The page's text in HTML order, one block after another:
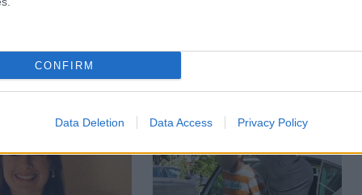
CONFIRM
Data Deletion Data Access Privacy Policy